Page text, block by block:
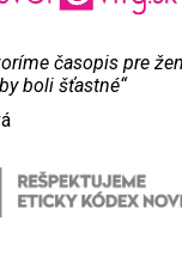
časopis pre
boli šťastné“